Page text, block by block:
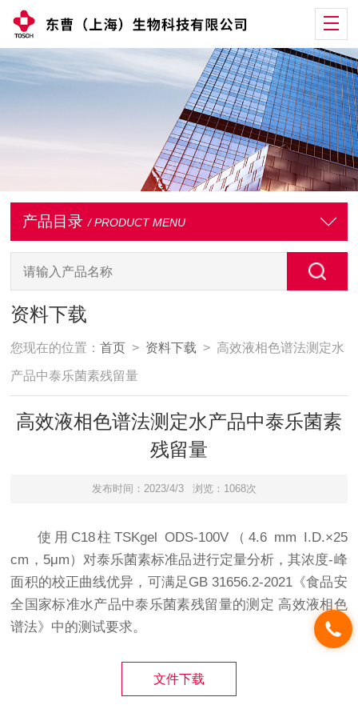
产品目录 / PRODUCT MENU
资料下载
您现在的位置：首页 > 资料下载 > 高效液相色谱法测定水
产品中泰乐菌素残留量
高效液相色谱法测定水产品中泰乐菌素
残留量
发布时间：2023/4/3 浏览：1068次
使用C18柱TSKgel ODS-100V（4.6 mm I.D.×25
cm，5μm）对泰乐菌素标准品进行定量分析，其浓度-峰
面积的校正曲线优异，可满足GB 31656.2-2021《食品安
全国家标准水产品中泰乐菌素残留量的测定 高效液相色
谱法》中的测试要求。
文件下载